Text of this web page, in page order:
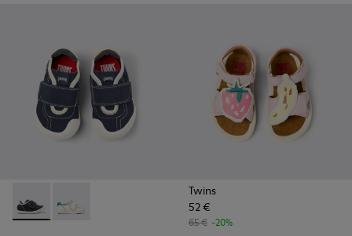
Twins - K800682-004 - Sneakers de tejido y piel multicolor
Twins - K800682-002 - Sneakers de tejido y piel
Twins
52 €
65 € -20%